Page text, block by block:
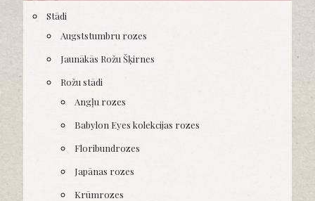
Stādi
Augststumbru rozes
Jaunākās Rožu Šķirnes
Rožu stādi
Angļu rozes
Babylon Eyes kolekcijas rozes
Floribundrozes
Japānas rozes
Krūmrozes